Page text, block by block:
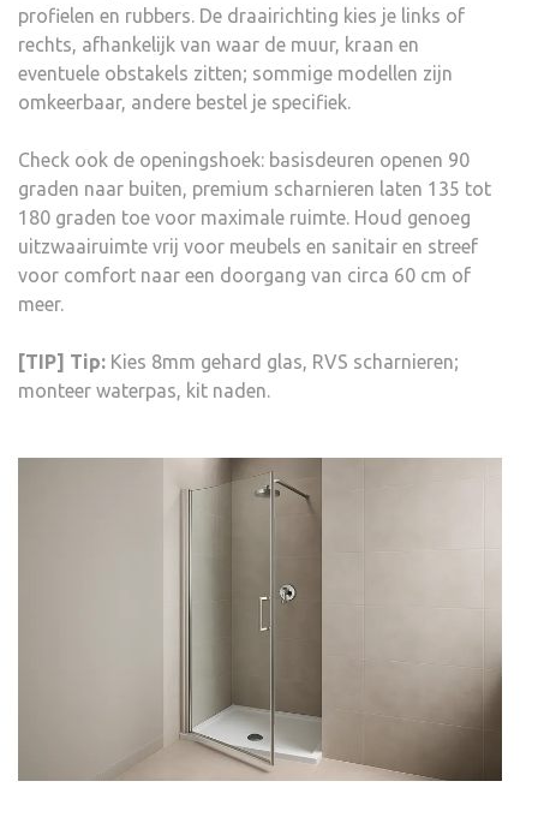
profielen en rubbers. De draairichting kies je links of
rechts, afhankelijk van waar de muur, kraan en
eventuele obstakels zitten; sommige modellen zijn
omkeerbaar, andere bestel je specifiek.
Check ook de openingshoek: basisdeuren openen 90
graden naar buiten, premium scharnieren laten 135 tot
180 graden toe voor maximale ruimte. Houd genoeg
uitzwaairuimte vrij voor meubels en sanitair en streef
voor comfort naar een doorgang van circa 60 cm of
meer.
[TIP] Tip: Kies 8mm gehard glas, RVS scharnieren;
monteer waterpas, kit naden.